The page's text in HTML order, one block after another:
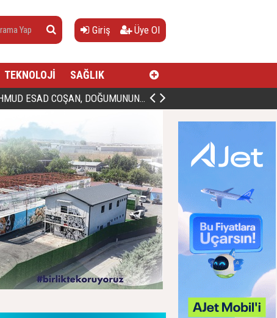
Giriş Üye Ol
TEKNOLOJİ SAĞLIK
DOĞUMUNUN HİCRÎ 91. YILINDA ELAZIĞ'DA YÂD EDİLECEK